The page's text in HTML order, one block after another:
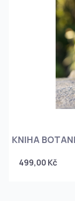
KNIHA
499,00 Kč